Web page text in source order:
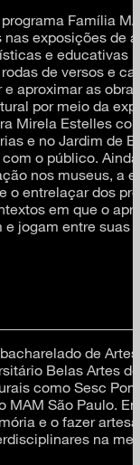
Família
exposições de
e educativas
de versos e
aproximar as
por meio da
Mirela Estelles
e no Jardim de
o público.
nos museus, a
o entrelaçar dos
em que o
jogam entre suas
de
Belas Artes
como Sesc
MAM São Paulo.
e o fazer
na